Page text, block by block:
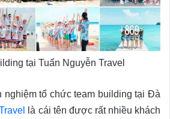
tại Tuấn Nguyễn Travel
tổ chức team building tại Đà
là cái tên được rất nhiều khách